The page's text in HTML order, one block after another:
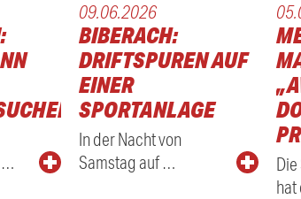
…
09.06.2026
BIBERACH:
DRIFTSPUREN AUF
EINER
SPORTANLAGE
In der Nacht von
Samstag auf …